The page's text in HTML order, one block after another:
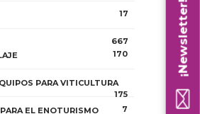
17
667
170
PARA VITICULTURA
175
EL ENOTURISMO
7
¡Newsletter!